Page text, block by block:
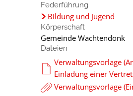
Federführung
Bildung und Jugend
Körperschaft
Gemeinde Wachtendonk
Dateien
Verwaltungsvorlage
Einladung einer
Verwaltungsvorlage